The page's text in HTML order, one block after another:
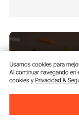
Usamos cookies para
Al continuar navegando
cookies yPrivacidad &